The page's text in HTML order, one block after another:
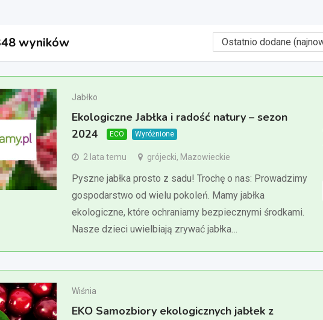
wyników
Jabłko
Ekologiczne Jabłka i radość natury – sezon
2024
ECO Wyróżnione
2 lata temu grójecki, Mazowieckie
Pyszne jabłka prosto z sadu! Trochę o nas: Prowadzimy
gospodarstwo od wielu pokoleń. Mamy jabłka
ekologiczne, które ochraniamy bezpiecznymi środkami.
Nasze dzieci uwielbiają zrywać jabłka…
Wiśnia
EKO Samozbiory ekologicznych jabłek z